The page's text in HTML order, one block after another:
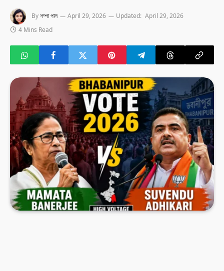
Byশম্পা পাল April 29, 2026 Updated: April 29, 2026
4 Mins Read